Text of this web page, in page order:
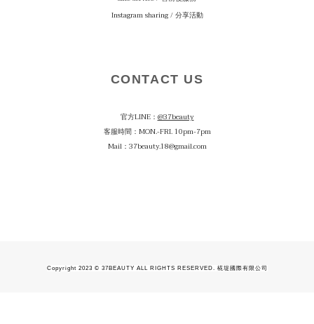
Instagram sharing / 分享活動
CONTACT US
官方LINE： @37beauty
客服時間：MON.-FRI. 10pm-7pm
Mail：37beauty.18@gmail.com
Copyright 2023 © 37BEAUTY ALL RIGHTS RESERVED. 椛堤國際有限公司